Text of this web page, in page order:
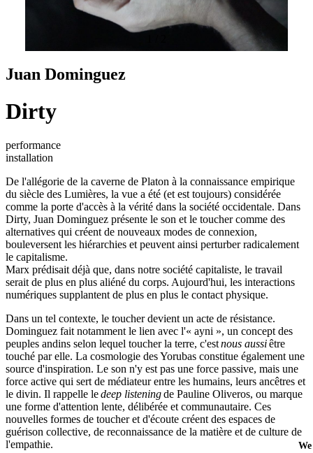
Juan Dominguez
Dirty
performance
installation
De l'allégorie de la caverne de Platon à la connaissance empirique
du siècle des Lumières, la vue a été (et est toujours) considérée
comme la porte d'accès à la vérité dans la société occidentale. Dans
Dirty, Juan Dominguez présente le son et le toucher comme des
alternatives qui créent de nouveaux modes de connexion,
bouleversent les hiérarchies et peuvent ainsi perturber radicalement
le capitalisme.
Marx prédisait déjà que, dans notre société capitaliste, le travail
serait de plus en plus aliéné du corps. Aujourd'hui, les interactions
numériques supplantent de plus en plus le contact physique.
Dans un tel contexte, le toucher devient un acte de résistance.
Dominguez fait notamment le lien avec l'« ayni », un concept des
peuples andins selon lequel toucher la terre, c'estnous aussiêtre
touché par elle. La cosmologie des Yorubas constitue également une
source d'inspiration. Le son n'y est pas une force passive, mais une
force active qui sert de médiateur entre les humains, leurs ancêtres et
le divin. Il rappelle ledeep listeningde Pauline Oliveros, ou marque
une forme d'attention lente, délibérée et communautaire. Ces
nouvelles formes de toucher et d'écoute créent des espaces de
guérison collective, de reconnaissance de la matière et de culture de
l'empathie.